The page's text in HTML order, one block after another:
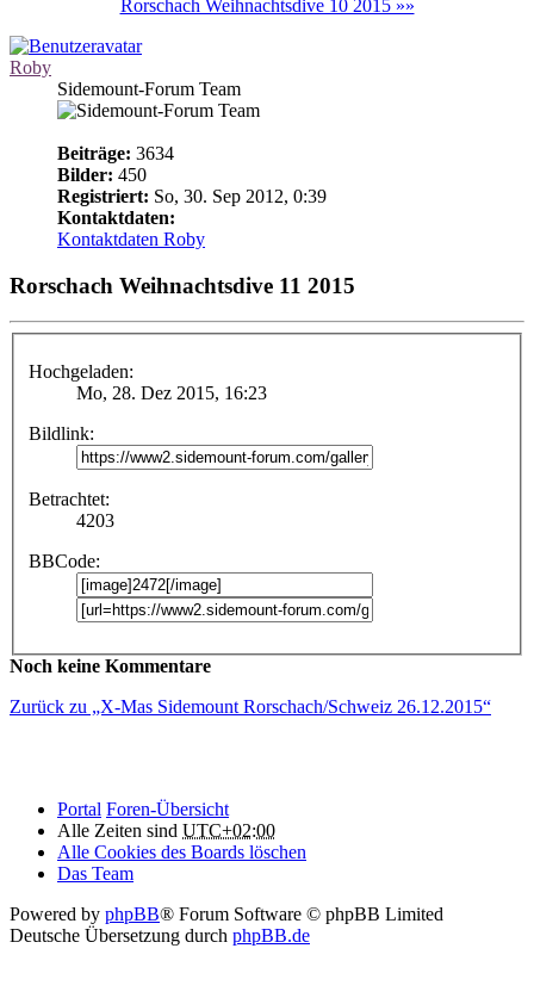
Rorschach Weihnachtsdive 10 2015 »»
Roby
Sidemount-Forum Team
Beiträge: 3634
Bilder: 450
Registriert: So, 30. Sep 2012, 0:39
Kontaktdaten:
Kontaktdaten Roby
Rorschach Weihnachtsdive 11 2015
Hochgeladen:
Mo, 28. Dez 2015, 16:23
Bildlink:
Betrachtet:
4203
BBCode:
Noch keine Kommentare
Zurück zu „X-Mas Sidemount Rorschach/Schweiz 26.12.2015“
Portal Foren-Übersicht
Alle Zeiten sind UTC+02:00
Alle Cookies des Boards löschen
Das Team
Powered by phpBB® Forum Software © phpBB Limited
Deutsche Übersetzung durch phpBB.de